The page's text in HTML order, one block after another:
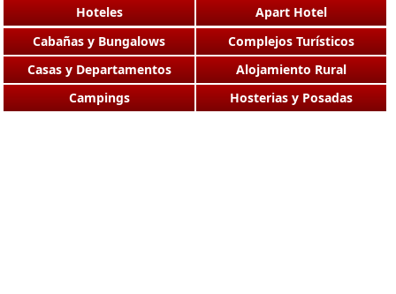
Hoteles
Apart Hotel
Cabañas y Bungalows
Complejos Turísticos
Casas y Departamentos
Alojamiento Rural
Campings
Hosterias y Posadas